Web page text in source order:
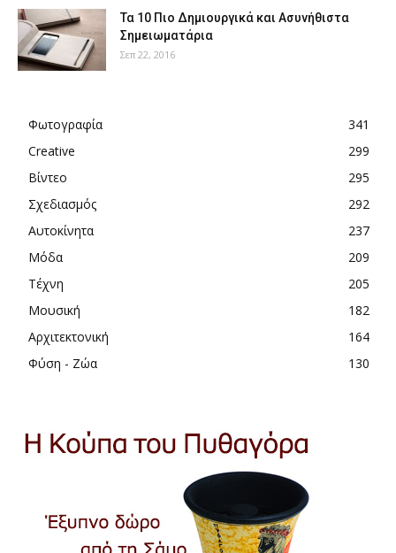
Τα 10 Πιο Δημιουργικά και Ασυνήθιστα
Σημειωματάρια
Σεπ 22, 2016
Φωτογραφία
341
Creative
299
Βίντεο
295
Σχεδιασμός
292
Αυτοκίνητα
237
Μόδα
209
Τέχνη
205
Μουσική
182
Αρχιτεκτονική
164
Φύση - Ζώα
130